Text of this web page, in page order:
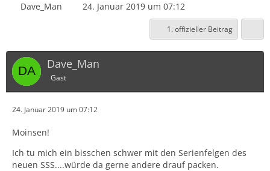
Dave_Man 24. Januar 2019 um 07:12
1. offizieller Beitrag
Dave_Man
Gast
24. Januar 2019 um 07:12
Moinsen!
Ich tu mich ein bisschen schwer mit den Serienfelgen des
neuen SSS....würde da gerne andere drauf packen.